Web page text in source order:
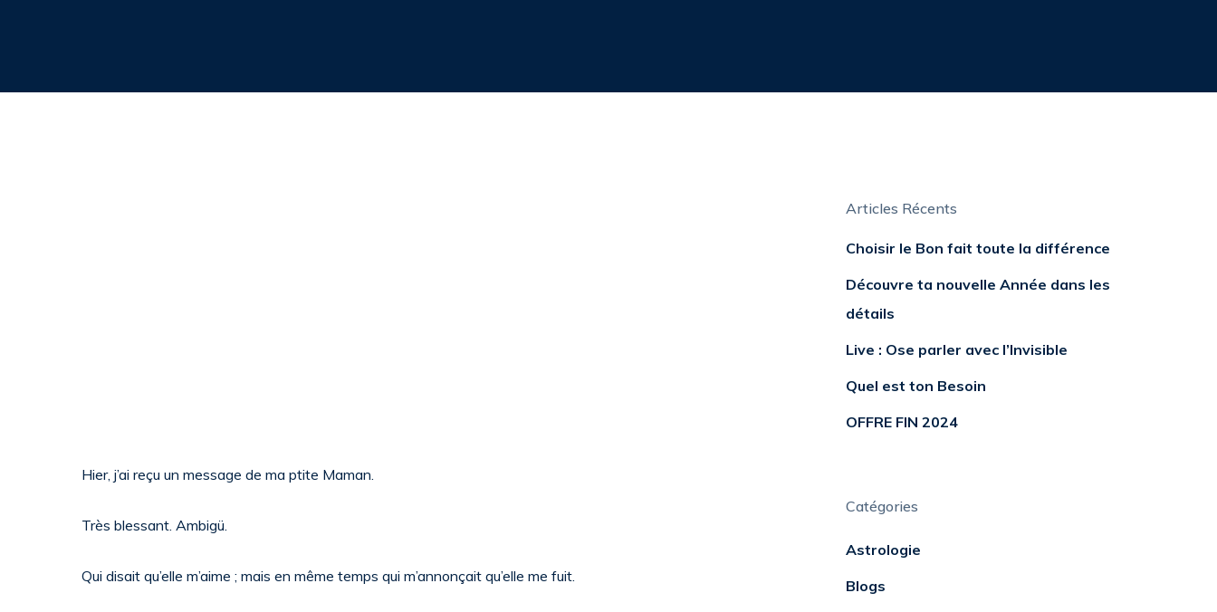
Hier, j’ai reçu un message de ma ptite Maman.
Très blessant. Ambigü.
Qui disait qu’elle m’aime ; mais en même temps qui m’annonçait qu’elle me fuit.
Articles Récents
Choisir le Bon fait toute la différence
Découvre ta nouvelle Année dans les
détails
Live : Ose parler avec l’Invisible
Quel est ton Besoin
OFFRE FIN 2024
Catégories
Astrologie
Blogs